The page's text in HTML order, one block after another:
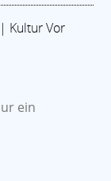
Kultur Vor
ein